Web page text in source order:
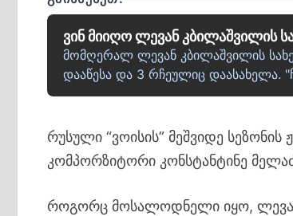
ვინ მიიღო ლევან კბილაშვილის
მომღერალ ლევან კბილაშვილის
დააწესა და 3 რჩეულიც დაასახელა.
რუსული “ვოისის” მეშვიდე
კომპორზიტორი კონსტანტინე
როგორც მოსალოდნელი იყო,